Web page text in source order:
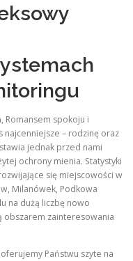
Romansem spokoju i
najcenniejsze – rodzinę oraz
jednak przed nami
ochrony mienia. Statystyki
się miejscowości w
Milanówek, Podkowa
na dużą liczbę nowo
obszarem zainteresowania
Państwu szyte na